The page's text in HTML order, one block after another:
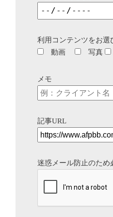
利用コンテンツをお選
動画
写真
メモ
記事URL
迷惑メール防止のため